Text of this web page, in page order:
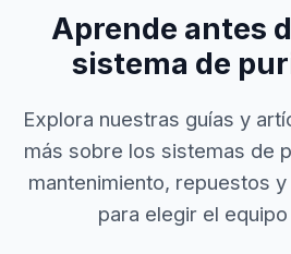
Aprende antes
sistema de
Explora nuestras guías y
más sobre los sistemas de
mantenimiento, repuestos
para elegir el